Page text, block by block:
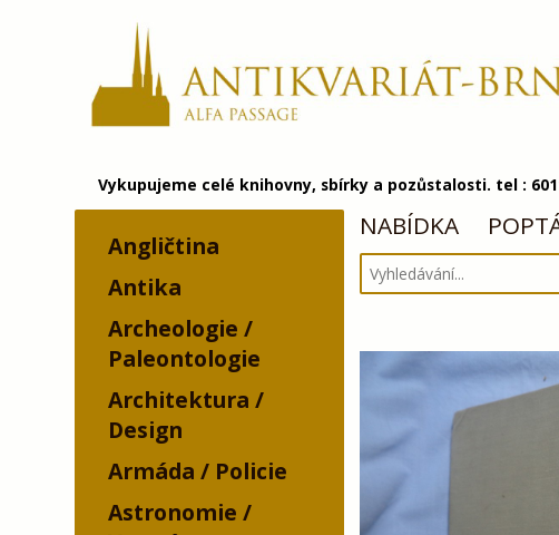
Vykupujeme celé knihovny, sbírky a pozůstalosti. tel :
Angličtina
Antika
Archeologie /
Paleontologie
Architektura /
Design
Armáda / Policie
Astronomie /
NABÍDKA